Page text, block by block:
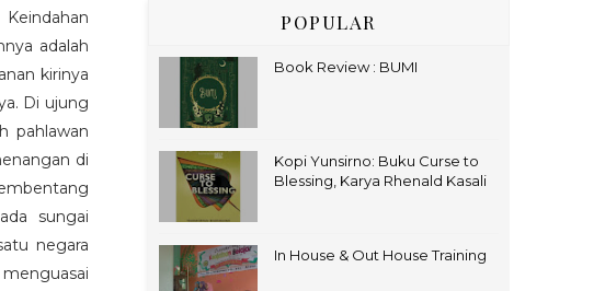
adalah
kirinya
Di ujung
pahlawan
di
sungai
negara
POPULAR
Book Review : BUMI
Kopi Yunsirno: Buku Curse to
Blessing, Karya Rhenald Kasali
In House & Out House Training